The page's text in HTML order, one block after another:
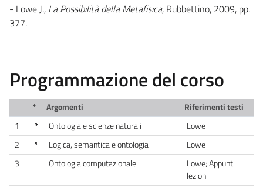
- Lowe J., La Possibilità della Metafisica, Rubbettino, 2009, pp.
377.
Programmazione del corso
* Argomenti
Riferimenti testi
1
* Ontologia e scienze naturali
Lowe
2
* Logica, semantica e ontologia
Lowe
3
Ontologia computazionale
Lowe; Appunti
lezioni